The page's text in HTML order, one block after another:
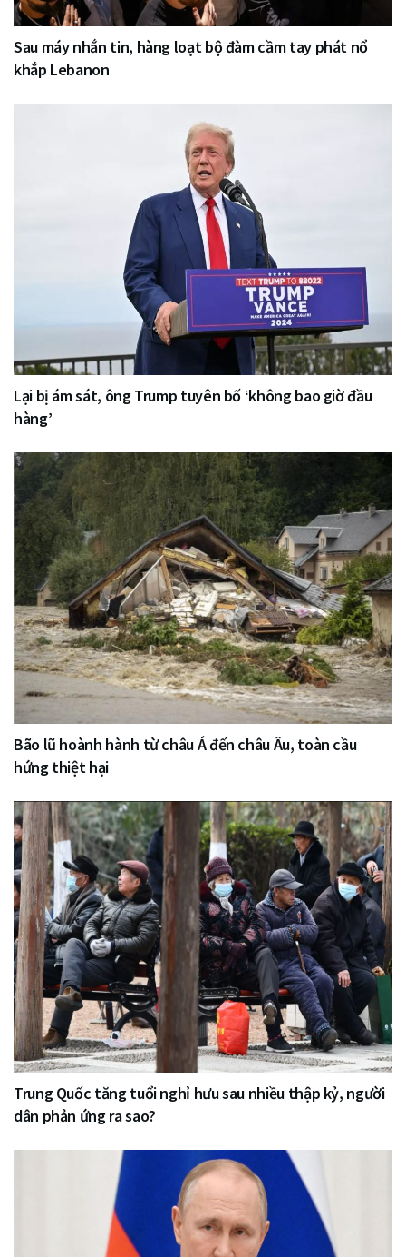
Sau máy nhắn tin, hàng loạt bộ đàm cầm tay phát nổ
khắp Lebanon
Lại bị ám sát, ông Trump tuyên bố ‘không bao giờ đầu
hàng’
Bão lũ hoành hành từ châu Á đến châu Âu, toàn cầu
hứng thiệt hại
Trung Quốc tăng tuổi nghỉ hưu sau nhiều thập kỷ, người
dân phản ứng ra sao?